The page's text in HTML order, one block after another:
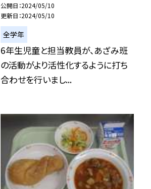
公開日 2024/05/10
更新日 2024/05/10
全学年
6年生児童と担当教員が、あざみ班
の活動がより活性化するように打ち
合わせを行いまし...